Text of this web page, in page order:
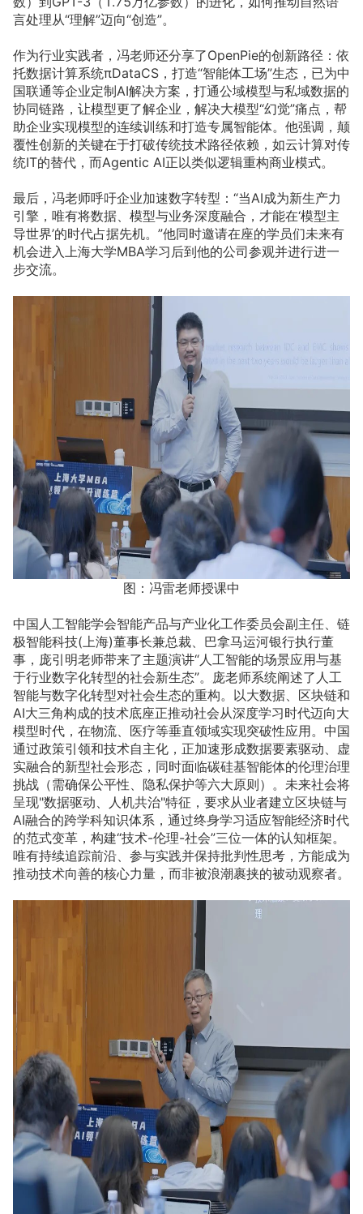
言处理从“理解”迈向“创造”。
作为行业实践者，冯老师还分享了OpenPie的创新路径：依
托数据计算系统πDataCS，打造“智能体工场”生态，已为中
国联通等企业定制AI解决方案，打通公域模型与私域数据的
协同链路，让模型更了解企业，解决大模型“幻觉”痛点，帮
助企业实现模型的连续训练和打造专属智能体。他强调，颠
覆性创新的关键在于打破传统技术路径依赖，如云计算对传
统IT的替代，而Agentic AI正以类似逻辑重构商业模式。
最后，冯老师呼吁企业加速数字转型：“当AI成为新生产力
引擎，唯有将数据、模型与业务深度融合，才能在‘模型主
导世界’的时代占据先机。”他同时邀请在座的学员们未来有
机会进入上海大学MBA学习后到他的公司参观并进行进一
步交流。
图：冯雷老师授课中
中国人工智能学会智能产品与产业化工作委员会副主任、链
极智能科技(上海)董事长兼总裁、巴拿马运河银行执行董
事，庞引明老师带来了主题演讲“人工智能的场景应用与基
于行业数字化转型的社会新生态”。庞老师系统阐述了人工
智能与数字化转型对社会生态的重构。以大数据、区块链和
AI大三角构成的技术底座正推动社会从深度学习时代迈向大
模型时代，在物流、医疗等垂直领域实现突破性应用。中国
通过政策引领和技术自主化，正加速形成数据要素驱动、虚
实融合的新型社会形态，同时面临碳硅基智能体的伦理治理
挑战（需确保公平性、隐私保护等六大原则）。未来社会将
呈现"数据驱动、人机共治"特征，要求从业者建立区块链与
AI融合的跨学科知识体系，通过终身学习适应智能经济时代
的范式变革，构建“技术-伦理-社会”三位一体的认知框架。
唯有持续追踪前沿、参与实践并保持批判性思考，方能成为
推动技术向善的核心力量，而非被浪潮裹挟的被动观察者。